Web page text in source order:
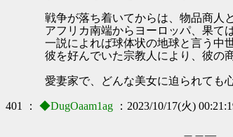
戦争が落ち着いてからは、物品商人
アフリカ南端からヨーロッパ、果て
一説によれば球体状の地球と言う中
彼を好んでいた宗教人により、彼の
愛妻家で、どんな美女に迫られても
401 ： ◆DugOaam1ag ：2023/10/17(火)